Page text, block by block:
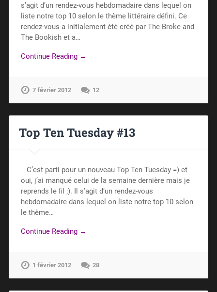
s’agit d’un rendez-vous hebdomadaire dans lequel on
liste notre top 10 selon le thème littéraire défini. Ce
rendez-vous a initialement été créé par The Broke and
The Bookish et a…
Continue Reading →
7 février 2012 12
Top Ten Tuesday #13
C’est parti pour un nouveau Top Ten Tuesday =) et
oui, j’ai manqué celui de la semaine dernière mais je
reprends le fil ;). Il s’agit d’un rendez-vous
hebdomadaire dans lequel on liste notre top 10 selon
le thème…
Continue Reading →
1 février 2012 28